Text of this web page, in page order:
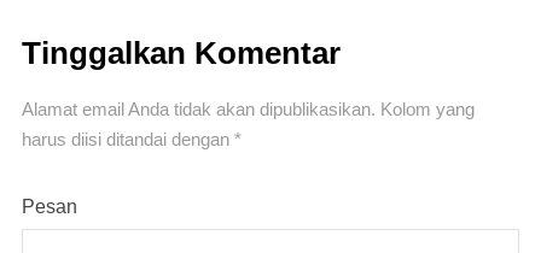
Tinggalkan Komentar
Alamat email Anda tidak akan dipublikasikan. Kolom yang
harus diisi ditandai dengan *
Pesan